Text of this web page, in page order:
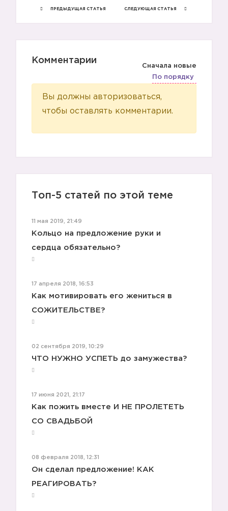
ПРЕДЫДУЩАЯ СТАТЬЯ СЛЕДУЮЩАЯ СТАТЬЯ
Комментарии
Сначала новые
По порядку
Вы должны авторизоваться,
чтобы оставлять комментарии.
Топ-5 статей по этой теме
11 мая 2019, 21:49
Кольцо на предложение руки и
сердца обязательно?
17 апреля 2018, 16:53
Как мотивировать его жениться в
СОЖИТЕЛЬСТВЕ?
02 сентября 2019, 10:29
ЧТО НУЖНО УСПЕТЬ до замужества?
17 июня 2021, 21:17
Как пожить вместе И НЕ ПРОЛЕТЕТЬ
СО СВАДЬБОЙ
08 февраля 2018, 12:31
Он сделал предложение! КАК
РЕАГИРОВАТЬ?